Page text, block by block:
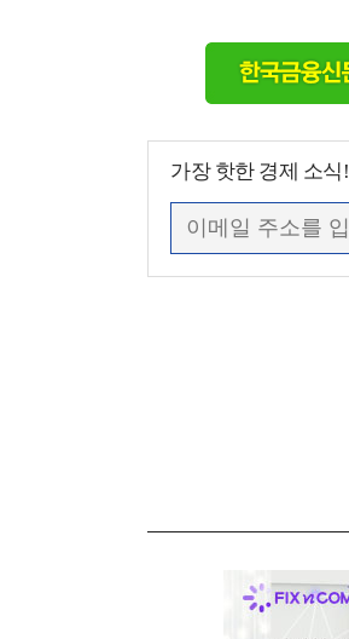
가장 핫한 경제 소